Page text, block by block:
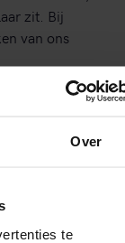
Over
te
zit. Bij
van ons